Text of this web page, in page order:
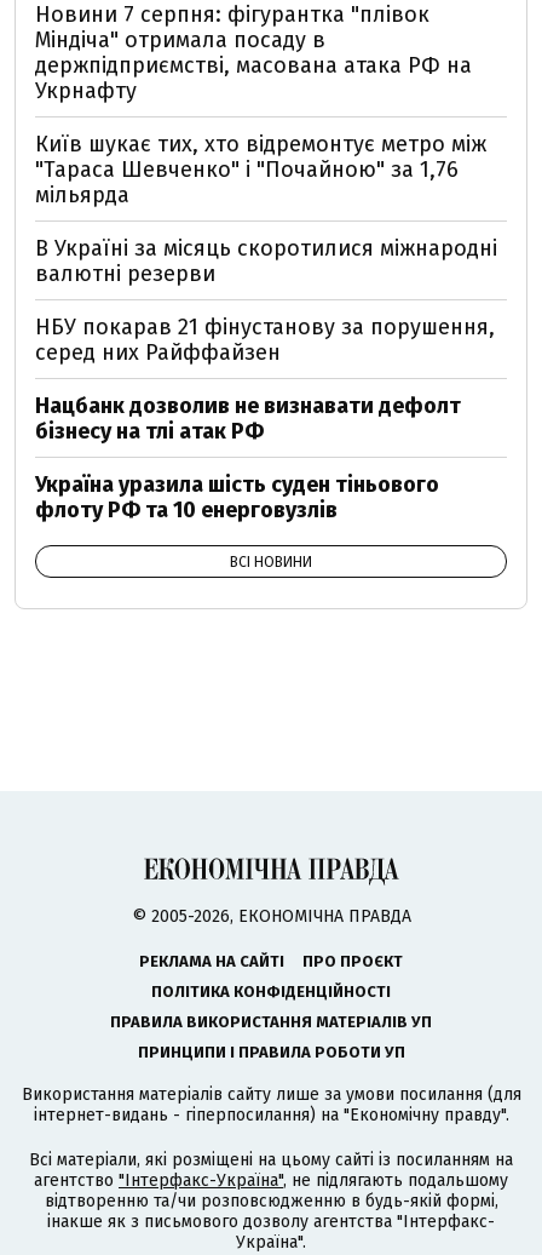
Новини 7 серпня: фігурантка "плівок
Міндіча" отримала посаду в
держпідприємстві, масована атака РФ на
Укрнафту
Київ шукає тих, хто відремонтує метро між
"Тараса Шевченко" і "Почайною" за 1,76
мільярда
В Україні за місяць скоротилися міжнародні
валютні резерви
НБУ покарав 21 фінустанову за порушення,
серед них Райффайзен
Нацбанк дозволив не визнавати дефолт
бізнесу на тлі атак РФ
Україна уразила шість суден тіньового
флоту РФ та 10 енерговузлів
ВСІ НОВИНИ
© 2005-2026, ЕКОНОМІЧНА ПРАВДА
РЕКЛАМА НА САЙТІ
ПРО ПРОЄКТ
ПОЛІТИКА КОНФІДЕНЦІЙНОСТІ
ПРАВИЛА ВИКОРИСТАННЯ МАТЕРІАЛІВ УП
ПРИНЦИПИ І ПРАВИЛА РОБОТИ УП
Використання матеріалів сайту лише за умови посилання (для
інтернет-видань - гіперпосилання) на "Економічну правду".
Всі матеріали, які розміщені на цьому сайті із посиланням на
агентство "Інтерфакс-Україна", не підлягають подальшому
відтворенню та/чи розповсюдженню в будь-якій формі,
інакше як з письмового дозволу агентства "Інтерфакс-
Україна".